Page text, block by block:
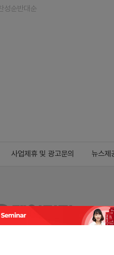
성순반대순
사업제휴 및 광고문의 뉴스제